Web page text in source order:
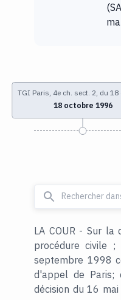
TGI Paris, 4e ch. sect. 2, du
18 octobre 1996
LA COUR - Sur
procédure civile
septembre 1998
d'appel de Paris;
décision du 16